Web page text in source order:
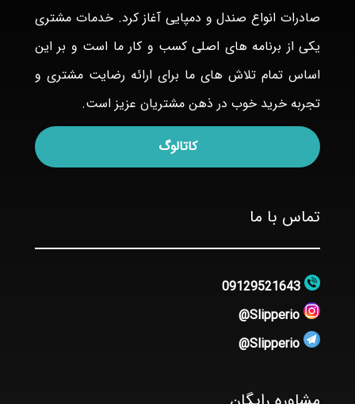
صادرات انواع صندل و دمپایی آغاز کرد. خدمات مشتری
یکی از برنامه های اصلی کسب و کار ما است و بر این
اساس تمام تلاش های ما برای ارائه رضایت مشتری و
تجربه خرید خوب در ذهن مشتریان عزیز است.
کاتالوگ
تماس با ما
09129521643
Slipperio@
Slipperio@